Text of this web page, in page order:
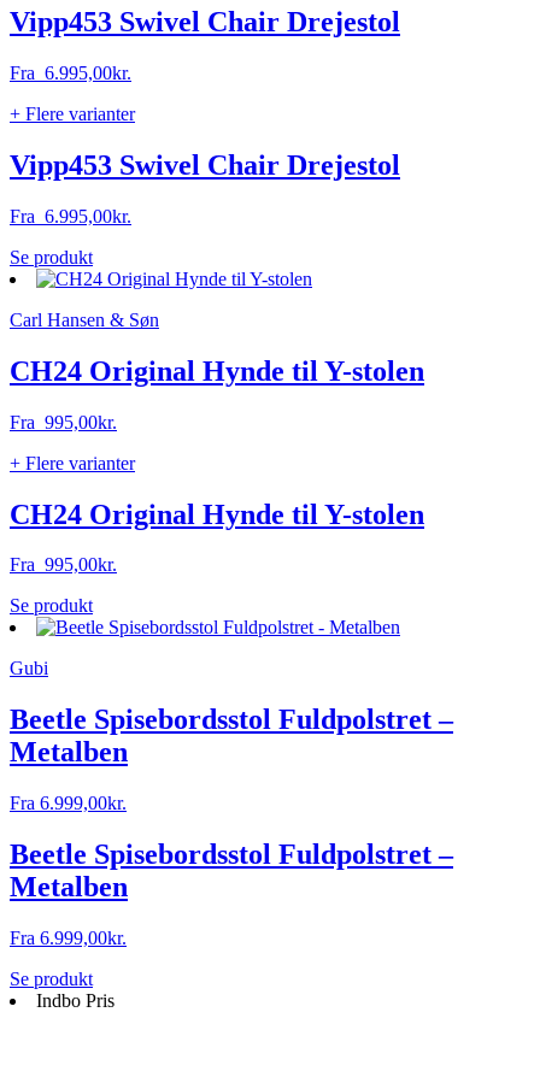
Mulighederne
kan
på
Vipp453 Swivel Chair Drejestol
Fra 6.995,00kr.
+ Flere varianter
Vipp453 Swivel Chair Drejestol
Fra 6.995,00kr.
Se produktDette
vare
flere
Mulighederne
kan
på
Carl Hansen & Søn
CH24 Original Hynde til Y-stolen
Fra 995,00kr.
+ Flere varianter
CH24 Original Hynde til Y-stolen
Fra 995,00kr.
Se produktDette
vare
Mulighederne
kan
vælges
varesiden
Gubi
Beetle Spisebordsstol Fuldpolstret –
Metalben
Fra 6.999,00kr.
Beetle Spisebordsstol Fuldpolstret –
Metalben
Fra 6.999,00kr.
Se produkt
Indbo Pris